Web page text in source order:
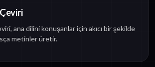
ana dilini konuşanlar için akıcı bir şekilde
metinler üretir.